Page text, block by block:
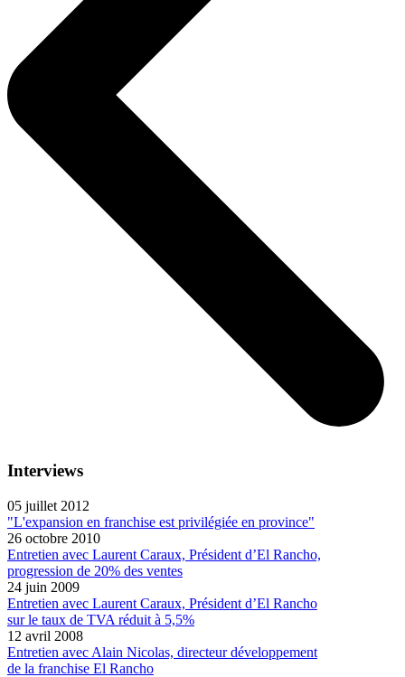
Interviews
05 juillet 2012
"L'expansion en franchise est privilégiée en province"
26 octobre 2010
Entretien avec Laurent Caraux, Président d’El Rancho,
progression de 20% des ventes
24 juin 2009
Entretien avec Laurent Caraux, Président d’El Rancho
sur le taux de TVA réduit à 5,5%
12 avril 2008
Entretien avec Alain Nicolas, directeur développement
de la franchise El Rancho